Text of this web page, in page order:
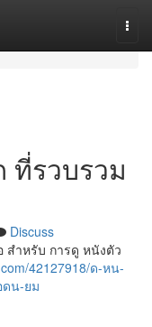
ที่รวบรวม
Discuss
สำหรับ การดู หนังตัว
42127918/ด-หน-
ดน-ยม